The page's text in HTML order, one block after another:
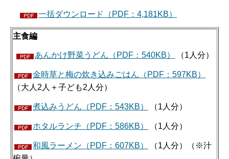
一括ダウンロード（PDF：4,181KB）
主食編
あんかけ野菜うどん（PDF：540KB） （1人分）
金時草と梅の炊き込みごはん（PDF：597KB）
（大人2人＋子ども2人分）
煮込みうどん（PDF：543KB） （1人分）
ホタルランチ（PDF：586KB） （1人分）
和風ラーメン（PDF：607KB）
（1人分）（※汁